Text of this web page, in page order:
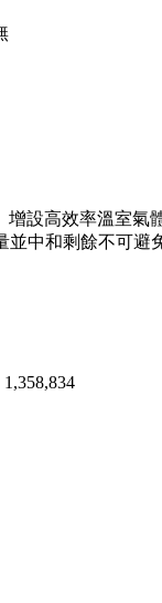
增設高效率溫室
中和剩餘不可避
1,358,834